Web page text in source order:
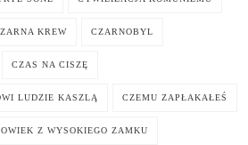
KREW CZARNOBYL
CZAS NA CISZĘ
LUDZIE KASZLĄ CZEMU ZAPŁAKAŁEŚ
Z WYSOKIEGO ZAMKU